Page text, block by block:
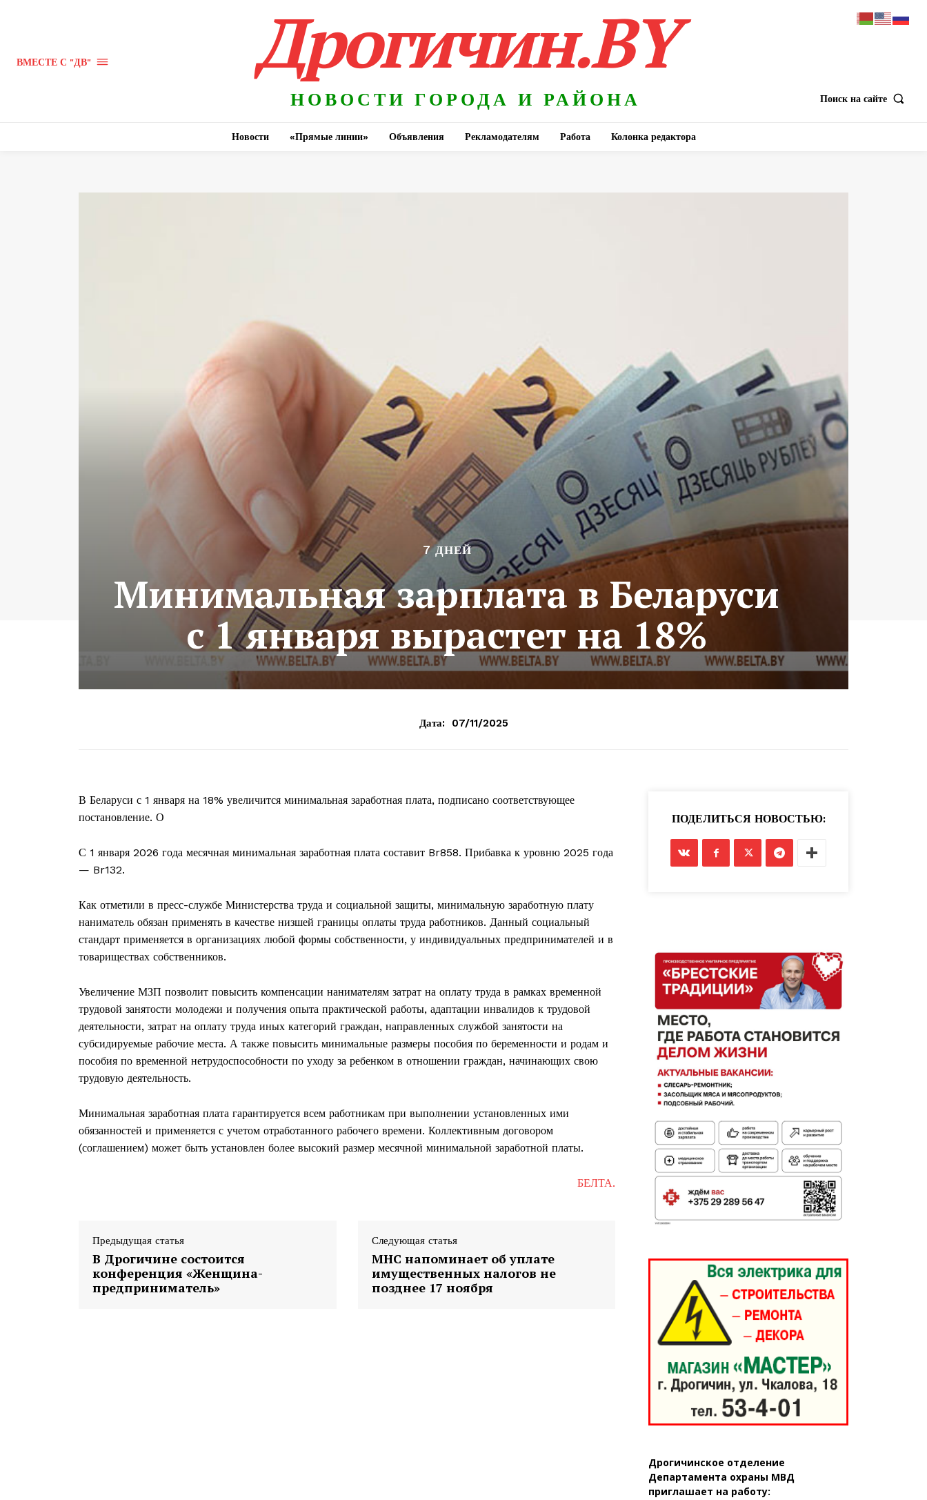
ВМЕСТЕ С "ДВ" Дрогичин.BY
НОВОСТИ ГОРОДА И РАЙОНА Поиск на сайте
Новости «Прямые линии» Объявления Рекламодателям Работа Колонка редактора
7 ДНЕЙ
Минимальная зарплата в Беларуси
с 1 января вырастет на 18%
Дата: 07/11/2025
В Беларуси с 1 января на 18% увеличится минимальная заработная плата, подписано соответствующее
постановление. О
С 1 января 2026 года месячная минимальная заработная плата составит Br858. Прибавка к уровню 2025 года
— Br132.
Как отметили в пресс-службе Министерства труда и социальной защиты, минимальную заработную плату
наниматель обязан применять в качестве низшей границы оплаты труда работников. Данный социальный
стандарт применяется в организациях любой формы собственности, у индивидуальных предпринимателей и в
товариществах собственников.
Увеличение МЗП позволит повысить компенсации нанимателям затрат на оплату труда в рамках временной
трудовой занятости молодежи и получения опыта практической работы, адаптации инвалидов к трудовой
деятельности, затрат на оплату труда иных категорий граждан, направленных службой занятости на
субсидируемые рабочие места. А также повысить минимальные размеры пособия по беременности и родам и
пособия по временной нетрудоспособности по уходу за ребенком в отношении граждан, начинающих свою
трудовую деятельность.
Минимальная заработная плата гарантируется всем работникам при выполнении установленных ими
обязанностей и применяется с учетом отработанного рабочего времени. Коллективным договором
(соглашением) может быть установлен более высокий размер месячной минимальной заработной платы.
БЕЛТА.
Предыдущая статья
В Дрогичине состоится
конференция «Женщина-
предприниматель»
Следующая статья
МНС напоминает об уплате
имущественных налогов не
позднее 17 ноября
ПОДЕЛИТЬСЯ НОВОСТЬЮ:
Дрогичинское отделение
Департамента охраны МВД
приглашает на работу: